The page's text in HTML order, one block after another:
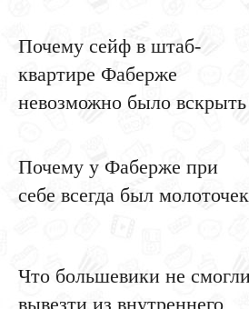
Почему сейф в штаб-
квартире Фаберже
невозможно было вскрыть
Почему у Фаберже при
себе всегда был молоточек
Что большевики не
вывезти из внутреннего